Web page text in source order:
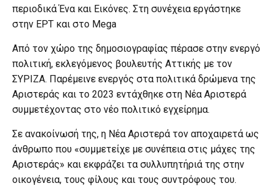
περιοδικά Ένα και Εικόνες. Στη συνέχεια εργάστηκε
στην ΕΡΤ και στο Mega
Από τον χώρο της δημοσιογραφίας πέρασε στην ενεργό
πολιτική, εκλεγόμενος βουλευτής Αττικής με τον
ΣΥΡΙΖΑ. Παρέμεινε ενεργός στα πολιτικά δρώμενα της
Αριστεράς και το 2023 εντάχθηκε στη Νέα Αριστερά
συμμετέχοντας στο νέο πολιτικό εγχείρημα.
Σε ανακοίνωσή της, η Νέα Αριστερά τον αποχαιρετά ως
άνθρωπο που «συμμετείχε με συνέπεια στις μάχες της
Αριστεράς» και εκφράζει τα συλλυπητήριά της στην
οικογένεια, τους φίλους και τους συντρόφους του.